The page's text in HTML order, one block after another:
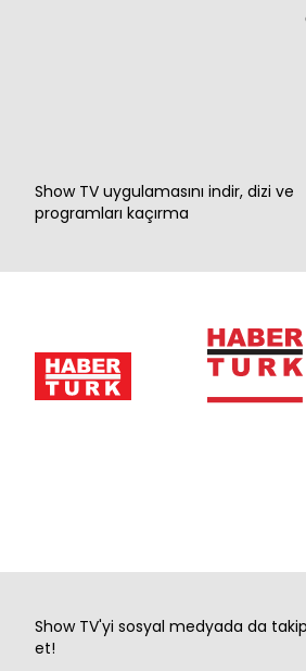
Show TV uygulamasını indir, dizi ve
programları kaçırma
Show TV'yi sosyal medyada da takip
et!